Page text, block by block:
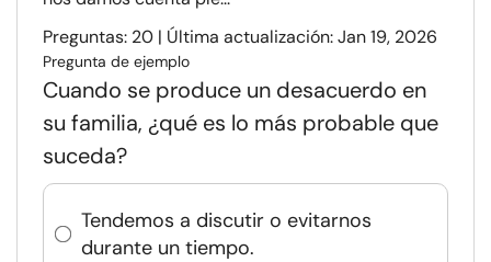
Preguntas: 20 | Última actualización: Jan 19, 2026
Pregunta de ejemplo
Cuando se produce un desacuerdo en
su familia, ¿qué es lo más probable que
suceda?
Tendemos a discutir o evitarnos
durante un tiempo.